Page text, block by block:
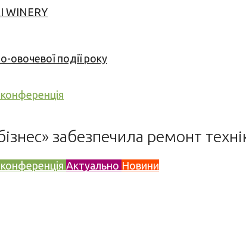
WINERY
овочевої події року
забезпечила ремонт
Актуально Новини